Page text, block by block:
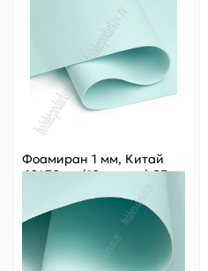
Фоамиран 1 мм, Китай
60*70 см (10 листов) SF-
Цена за 24.8 ₽
Артикул: 805-257